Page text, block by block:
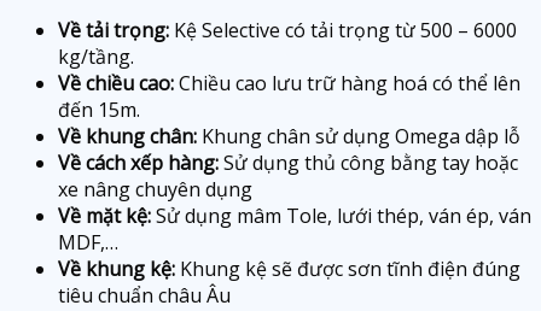
Về tải trọng: Kệ Selective có tải trọng từ 500 – 6000
kg/tầng.
Về chiều cao:Chiều cao lưu trữ hàng hoá có thể lên
đến 15m.
Về khung chân: Khung chân sử dụng Omega dập lỗ
Về cách xếp hàng:Sử dụng thủ công bằng tay hoặc
xe nâng chuyên dụng
Về mặt kệ:Sử dụng mâm Tole, lưới thép, ván ép, ván
MDF,…
Về khung kệ: Khung kệ sẽ được sơn tĩnh điện đúng
tiêu chuẩn châu Âu